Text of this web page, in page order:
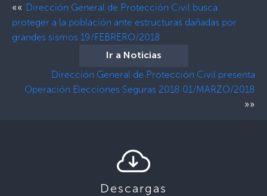
«« Dirección General de Protección Civil busca
proteger a la población ante estructuras dañadas por
grandes sismos 19/FEBRERO/2018
Ir a Noticias
Dirección General de Protección Civil presenta
Operación Elecciones Seguras 2018 01/MARZO/2018
»»
Descargas